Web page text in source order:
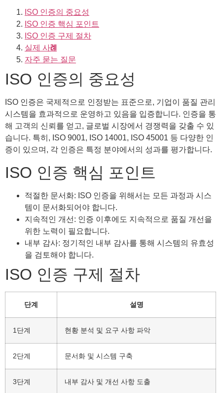
ISO 인증의 중요성
ISO 인증 핵심 포인트
ISO 인증 구제 절차
실제 사례
자주 묻는 질문
ISO 인증의 중요성
ISO 인증은 국제적으로 인정받는 표준으로, 기업이 품질 관리
시스템을 효과적으로 운영하고 있음을 입증합니다. 인증을 통
해 고객의 신뢰를 얻고, 글로벌 시장에서 경쟁력을 갖출 수 있
습니다. 특히, ISO 9001, ISO 14001, ISO 45001 등 다양한 인
증이 있으며, 각 인증은 특정 분야에서의 성과를 평가합니다.
ISO 인증 핵심 포인트
적절한 문서화: ISO 인증을 위해서는 모든 과정과 시스
템이 문서화되어야 합니다.
지속적인 개선: 인증 이후에도 지속적으로 품질 개선을
위한 노력이 필요합니다.
내부 감사: 정기적인 내부 감사를 통해 시스템의 유효성
을 검토해야 합니다.
ISO 인증 구제 절차
단계 설명
1단계 현황 분석 및 요구 사항 파악
2단계 문서화 및 시스템 구축
3단계 내부 감사 및 개선 사항 도출